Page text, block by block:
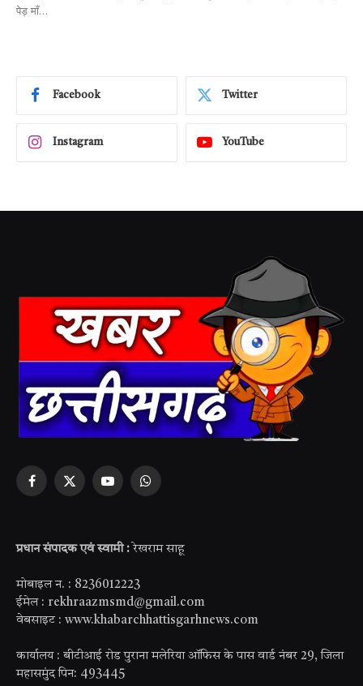
पेड़ माँ…
Facebook Twitter
Instagram YouTube
Facebook
X
YouTubeWhatsApp
प्रधान संपादक एवं स्वामी : रेखराम साहू
मोबाइल न. : 8236012223
ईमेल : rekhraazmsmd@gmail.com
वेबसाइट : www.khabarchhattisgarhnews.com
कार्यालय : बीटीआई रोड पुराना मलेरिया ऑफिस के पास वार्ड नंबर 29, जिला
महासमुंद पिन: 493445